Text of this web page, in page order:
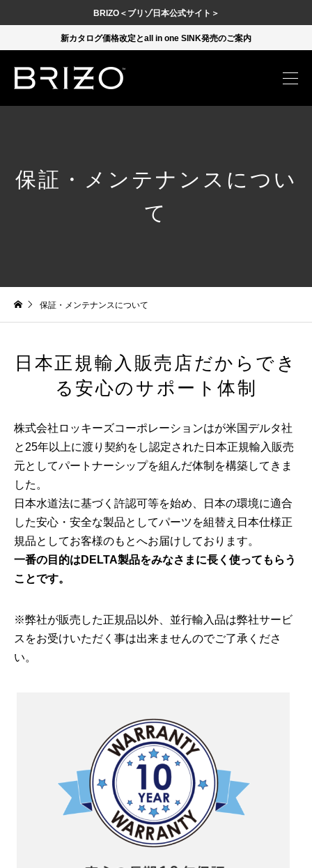
BRIZO＜ブリゾ日本公式サイト＞
新カタログ価格改定とall in one SINK発売のご案内
保証・メンテナンスについ
て
保証・メンテナンスについて
日本正規輸入販売店だからでき
る安心のサポート体制
株式会社ロッキーズコーポレーションはが米国デルタ社
と25年以上に渡り契約をし認定された日本正規輸入販売
元としてパートナーシップを組んだ体制を構築してきま
した。
日本水道法に基づく許認可等を始め、日本の環境に適合
した安心・安全な製品としてパーツを組替え日本仕様正
規品としてお客様のもとへお届けしております。
一番の目的はDELTA製品をみなさまに長く使ってもらう
ことです。
※弊社が販売した正規品以外、並行輸入品は弊社サービ
スをお受けいただく事は出来ませんのでご了承くださ
い。